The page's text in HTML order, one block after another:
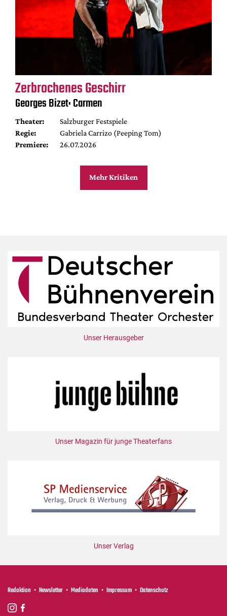
Zerbrochenes Geschirr
Georges Bizet: Carmen
Theater:
Salzburger Festspiele
Regie:
Gabriela Carrizo (Peeping Tom)
Premiere:
26.07.2026
Mehr Kritiken
Unser Herausgeber
Unser Magazin für junge Theaterfans
Unser Verlag
Redaktion Newsletter Mediadaten Impressum Datenschutz